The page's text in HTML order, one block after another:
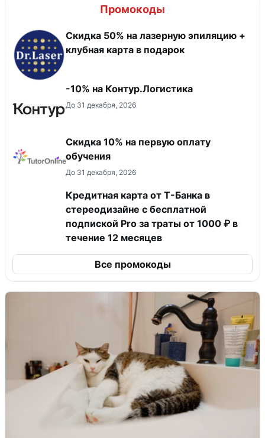
Промокоды
Скидка 50% на лазерную эпиляцию +
клубная карта в подарок
-10% на Контур.Логистика
До 31 декабря, 2026
Скидка 10% на первую оплату
обучения
До 31 декабря, 2026
Кредитная карта от Т-Банка в
стереодизайне с бесплатной
подпиской Pro за траты от 1000 ₽ в
течение 12 месяцев
Все промокоды